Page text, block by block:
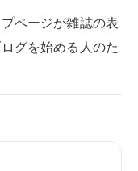
ページが雑誌の表
グを始める人のた